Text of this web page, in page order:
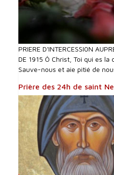
PRIERE D'INTERCESSI0N
DE 1915 Ô Christ, Toi qui es la
Sauve-nous et aie pitié de
Prière des 24h de saint